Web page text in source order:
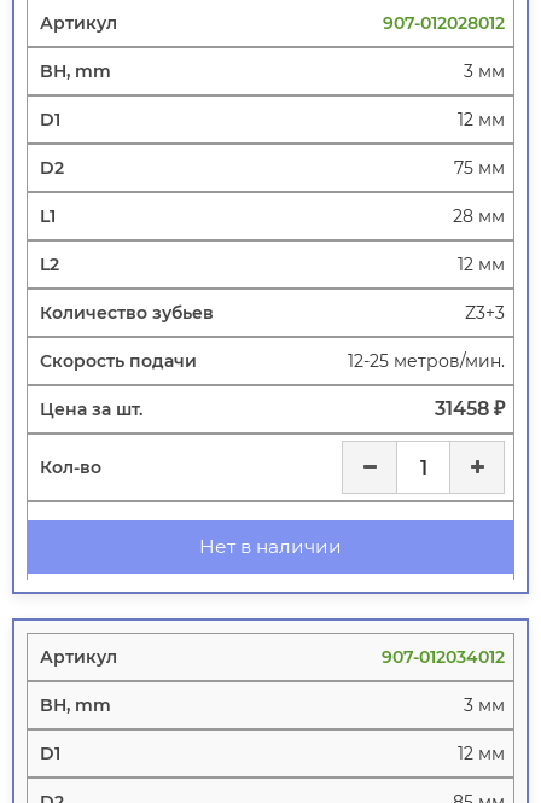
907-012028012
3 мм
12 мм
75 мм
28 мм
12 мм
Z3+3
12-25 метров/мин.
31458 ₽
Нет в наличии
907-012034012
3 мм
12 мм